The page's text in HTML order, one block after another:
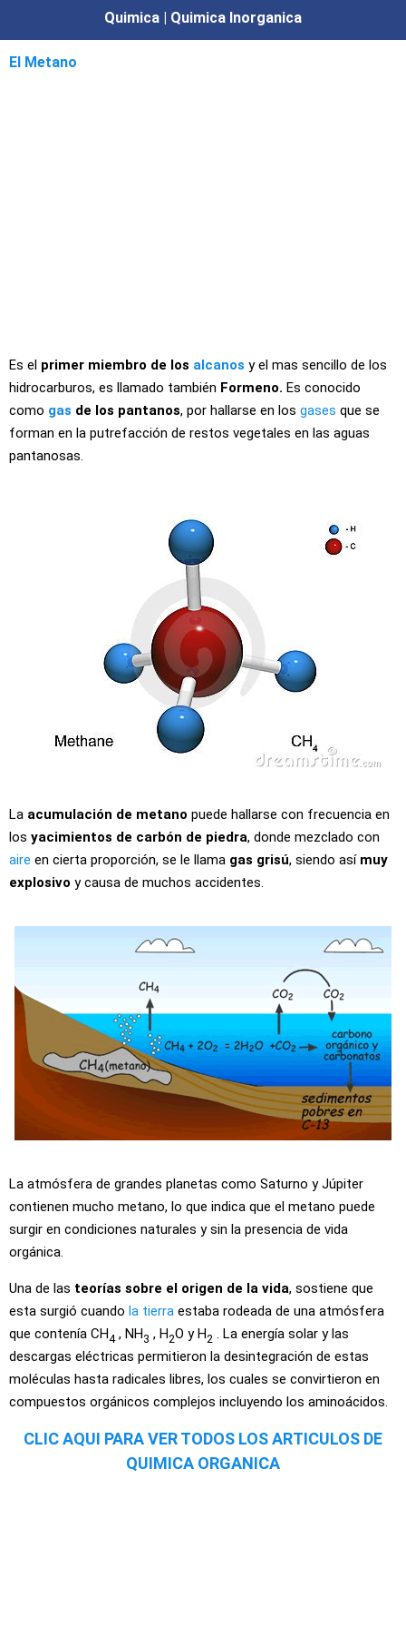
Quimica | Quimica Inorganica
El Metano
Es el primer miembro de los alcanos y el mas sencillo de los
hidrocarburos, es llamado también Formeno. Es conocido
como gas de los pantanos, por hallarse en los gases que se
forman en la putrefacción de restos vegetales en las aguas
pantanosas.
La acumulación de metano puede hallarse con frecuencia en
los yacimientos de carbón de piedra, donde mezclado con
aire en cierta proporción, se le llama gas grisú, siendo así muy
explosivo y causa de muchos accidentes.
La atmósfera de grandes planetas como Saturno y Júpiter
contienen mucho metano, lo que indica que el metano puede
surgir en condiciones naturales y sin la presencia de vida
orgánica.
Una de las teorías sobre el origen de la vida, sostiene que
esta surgió cuando la tierra estaba rodeada de una atmósfera
que contenía CH4 , NH3 , H2O y H2 . La energía solar y las
descargas eléctricas permitieron la desintegración de estas
moléculas hasta radicales libres, los cuales se convirtieron en
compuestos orgánicos complejos incluyendo los aminoácidos.
CLIC AQUI PARA VER TODOS LOS ARTICULOS DE
QUIMICA ORGANICA